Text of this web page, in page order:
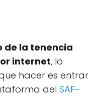
de la tenencia
internet, lo
hacer es entrar
del SAF-